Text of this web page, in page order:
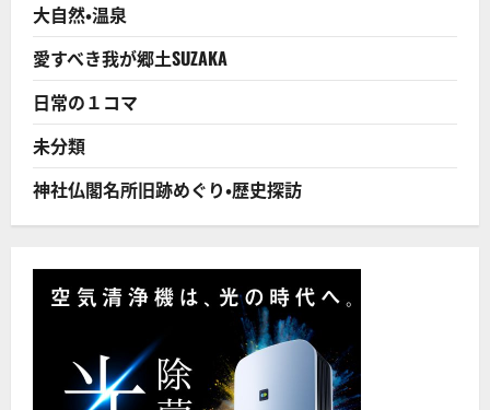
5
に
つ
い
て
さ
ら
に
大自然・温泉
愛すべき我が郷土SUZAKA
日常の１コマ
未分類
神社仏閣名所旧跡めぐり・歴史探訪